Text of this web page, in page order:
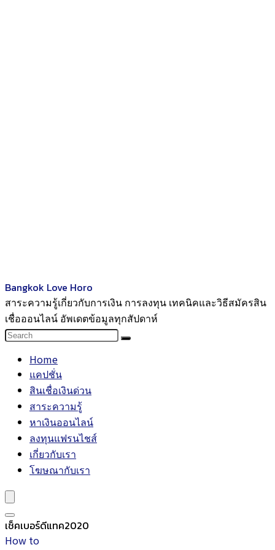
Bangkok Love Horo
สาระความรู้เกี่ยวกับการเงิน การลงทุน เทคนิคและวิธีสมัครสิน
เชื่อออนไลน์ อัพเดตข้อมูลทุกสัปดาห์
Home
แคปชั่น
สินเชื่อเงินด่วน
สาระความรู้
หาเงินออนไลน์
ลงทุนแฟรนไชส์
เกี่ยวกับเรา
โฆษณากับเรา
เช็คเบอร์ดีแทค2020
How to